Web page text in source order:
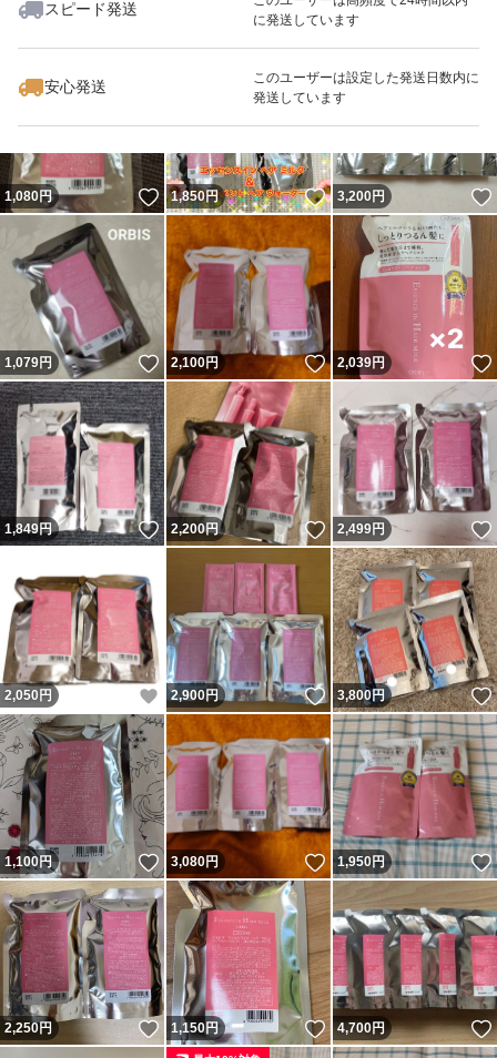
スピード発送
に発送しています
安心発送
このユーザーは設定した発送日数内に
発送しています
いいね！
1,890
1,080円 いいね！
1,850円 いいね！
3,200円
1,079円 いいね！
2,100円 いいね！
2,039円
1,849円 いいね！
2,200円 いいね！
2,499円
2,050 円 いいね！
2,900円 いいね！
3,800円
1,100円 いいね！
3,080円 いいね！
1,950円
2,250円 いいね！
1,150円 いいね！
4,700円